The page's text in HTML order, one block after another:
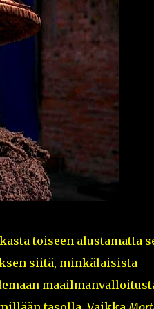
toiseen alustamatta
siitä, minkälaisista